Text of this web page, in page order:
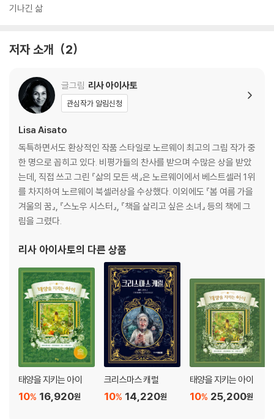
기나긴 삶
저자 소개 2
글그림 리사 아이사토
관심작가 알림신청
Lisa Aisato
독특하면서도 환상적인 작품 스타일로 노르웨이 최고의 그림 작가 중
한 명으로 꼽히고 있다. 비평가들의 찬사를 받으며 수많은 상을 받았
는데, 직접 쓰고 그린 『삶의 모든 색』은 노르웨이에서 베스트셀러 1위
를 차지하여 노르웨이 북셀러상을 수상했다. 이외에도 『봄 여름 가을
겨울의 꿈』, 『스노우 시스터』, 『책을 살리고 싶은 소녀』 등의 책에 그
림을 그렸다.
리사 아이사토의 다른 상품
태양을 지키는 아이
16,920원
10%
크리스마스 캐럴
14,220원
10%
태양을 지키는 아이
25,200원
10%